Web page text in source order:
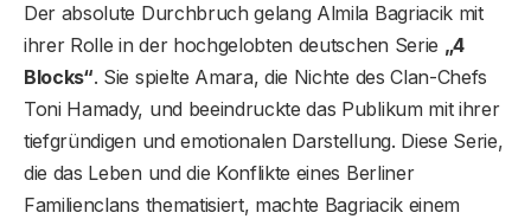
Der absolute Durchbruch gelang Almila Bagriacik mit
ihrer Rolle in der hochgelobten deutschen Serie „4
Blocks“. Sie spielte Amara, die Nichte des Clan-Chefs
Toni Hamady, und beeindruckte das Publikum mit ihrer
tiefgründigen und emotionalen Darstellung. Diese Serie,
die das Leben und die Konflikte eines Berliner
Familienclans thematisiert, machte Bagriacik einem